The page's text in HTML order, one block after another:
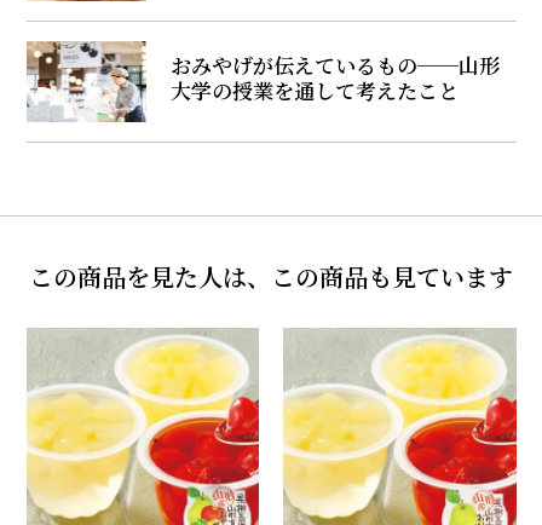
おみやげが伝えているもの──山形
大学の授業を通して考えたこと
この商品を見た人は、この商品も見ています